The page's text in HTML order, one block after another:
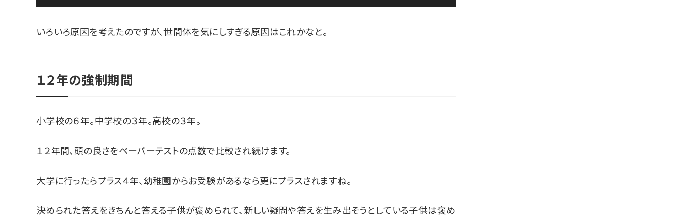
いろいろ原因を考えたのですが、世間体を気にしすぎる原因はこれかなと。
１２年の強制期間
小学校の６年。中学校の３年。高校の３年。
１２年間、頭の良さをペーパーテストの点数で比較され続けます。
大学に行ったらプラス４年、幼稚園からお受験があるなら更にプラスされますね。
決められた答えをきちんと答える子供が褒められて、新しい疑問や答えを生み出そうとしている子供は褒め